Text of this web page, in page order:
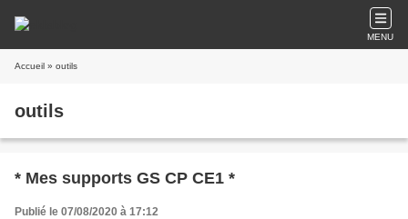
MENU
Accueil » outils
outils
* Mes supports GS CP CE1 *
Publié le 07/08/2020 à 17:12